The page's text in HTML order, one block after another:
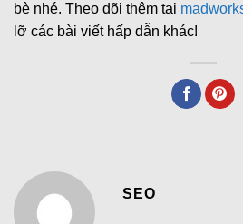
bè nhé. Theo dõi thêm tại
lỡ các bài viết hấp dẫn khác!
SEO